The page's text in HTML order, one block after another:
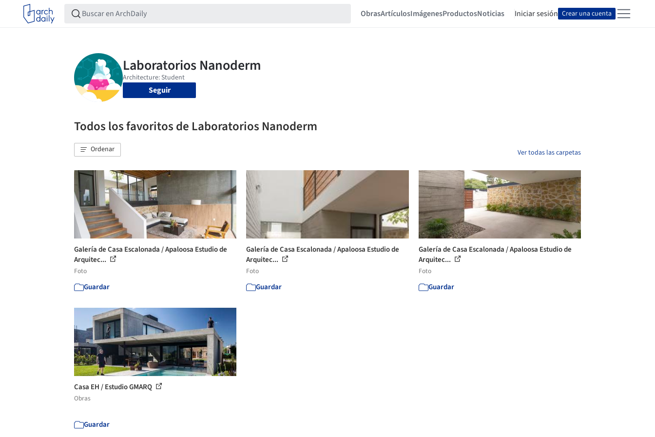
ObrasArtículosImágenesProductosNoticias Iniciar sesión Crear una cuenta
Seguir
Todos los favoritos de Laboratorios Nanoderm
Ordenar Ver todas las carpetas
Galería de Casa Escalonada / Apaloosa Estudio de
Arquitec...
Foto
Guardar
Galería de Casa Escalonada / Apaloosa Estudio de
Arquitec...
Foto
Guardar
Galería de Casa Escalonada / Apaloosa Estudio de
Arquitec...
Foto
Guardar
Casa EH / Estudio GMARQ
Obras
Guardar